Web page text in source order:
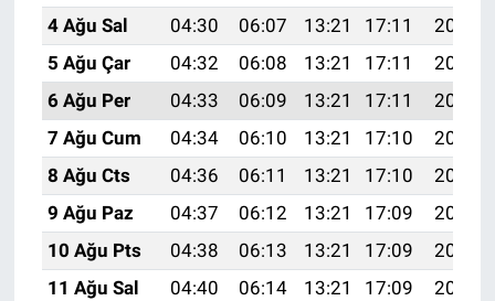
4 Ağu Sal
04:30 06:07 13:21 17:11
20:26
5 Ağu Çar
04:32 06:08 13:21 17:11
20:25
6 Ağu Per
04:33 06:09 13:21 17:11
20:24
7 Ağu Cum
04:34 06:10 13:21 17:10
20:22
8 Ağu Cts
04:36 06:11 13:21 17:10
20:21
9 Ağu Paz
04:37 06:12 13:21 17:09
20:20
10 Ağu Pts
04:38 06:13 13:21 17:09
20:19
11 Ağu Sal
04:40 06:14 13:21 17:09
20:18